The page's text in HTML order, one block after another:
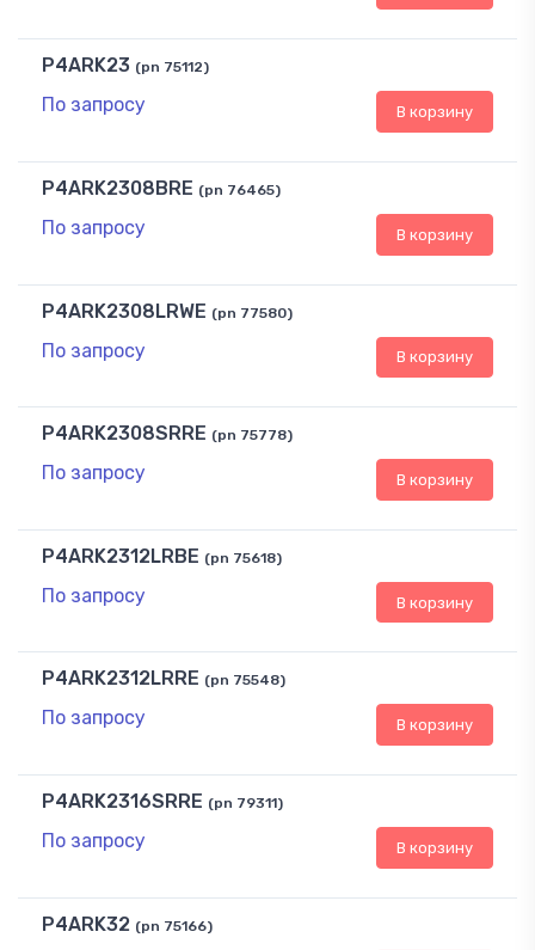
P4ARK23 (pn 75112)
По запросу В корзину
P4ARK2308BRE (pn 76465)
По запросу В корзину
P4ARK2308LRWE (pn 77580)
По запросу В корзину
P4ARK2308SRRE (pn 75778)
По запросу В корзину
P4ARK2312LRBE (pn 75618)
По запросу В корзину
P4ARK2312LRRE (pn 75548)
По запросу В корзину
P4ARK2316SRRE (pn 79311)
По запросу В корзину
P4ARK32 (pn 75166)